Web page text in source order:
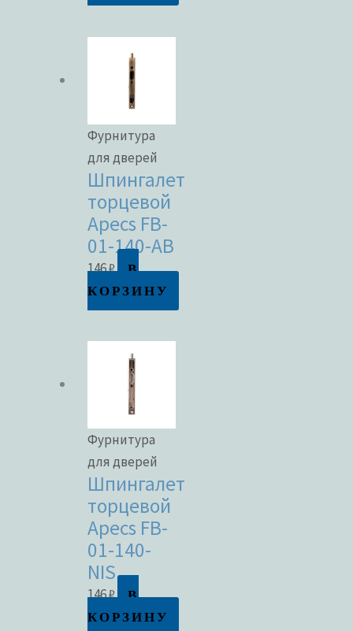
Фурнитура
для дверей
Шпингалет
торцевой
Apecs FB-
01-140-AB
146₽
В
КОРЗИНУ
Фурнитура
для дверей
Шпингалет
торцевой
Apecs FB-
01-140-
NIS
146₽
В
КОРЗИНУ